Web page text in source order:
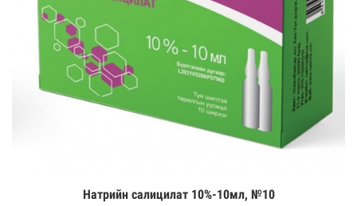
Цааш үзэх
Натрийн салицилат 10%-10мл, №10